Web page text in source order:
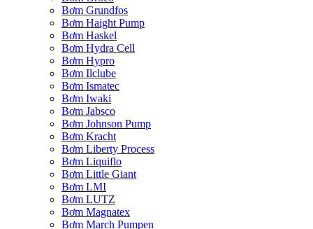
Bơm Grundfos
Bơm Haight Pump
Bơm Haskel
Bơm Hydra Cell
Bơm Hypro
Bơm Ilclube
Bơm Ismatec
Bơm Iwaki
Bơm Jabsco
Bơm Johnson Pump
Bơm Kracht
Bơm Liberty Process
Bơm Liquiflo
Bơm Little Giant
Bơm LMI
Bơm LUTZ
Bơm Magnatex
Bơm March Pumpen